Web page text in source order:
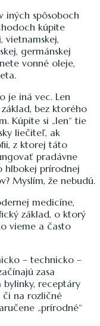
iných spôsoboch
kúpite
vietnamskej,
germánskej
vonné oleje,
je iná vec. Len
bez ktorého
Kúpite si „len“ tie
liečiteľ, ak
z ktorej táto
pradávne
hlbokej prírodnej
Myslím, že nebudú.
medicíne,
základ, o ktorý
vieme a často
– technicko –
zasa
receptáry
či na rozličné
„prírodné“